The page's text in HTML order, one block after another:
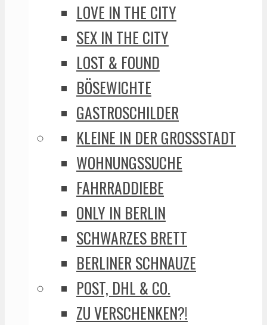
LOVE IN THE CITY
SEX IN THE CITY
LOST & FOUND
BÖSEWICHTE
GASTROSCHILDER
KLEINE IN DER GROSSSTADT
WOHNUNGSSUCHE
FAHRRADDIEBE
ONLY IN BERLIN
SCHWARZES BRETT
BERLINER SCHNAUZE
POST, DHL & CO.
ZU VERSCHENKEN?!